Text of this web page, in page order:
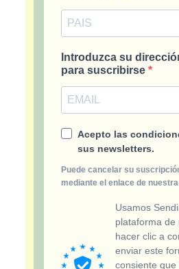
Introduzca su
para suscribirse
Acepto las
sus newsletters.
Puede cancelar su
mediante el enlace de
Usamos
plataforma de
hacer clic a
enviar este
consiente que